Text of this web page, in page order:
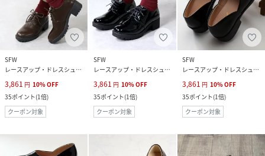
SFW
レースアップ・ドレスシューズ
3,861 円 10%OFF
35ポイント(1倍)
クーポン対象
SFW
レースアップ・ドレスシューズ
3,861 円 10%OFF
35ポイント(1倍)
クーポン対象
SFW
レースアップ・ドレスシューズ
3,861 円 10%OFF
35ポイント(1倍)
クーポン対象